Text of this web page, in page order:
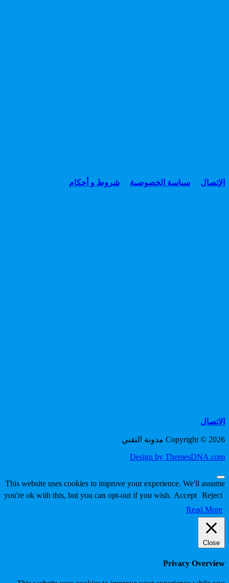
الإتصال سياسة الخصوصية شروط و أحكام
الاتصال
Copyright © 2026 مدونة التقني
Design by ThemesDNA.com
Scroll
to
Top
This website uses cookies to improve your experience. We'll assume
you're ok with this, but you can opt-out if you wish. Accept Reject
Read More
Close
Privacy Overview